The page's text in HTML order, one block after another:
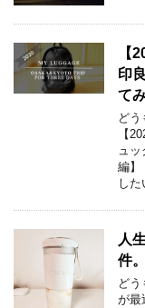
【
印
て
どう
【
ュッ
編】
し
人
件。
ど
が最